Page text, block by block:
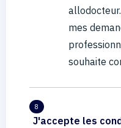
mes
souhaite
8
J'accepte les